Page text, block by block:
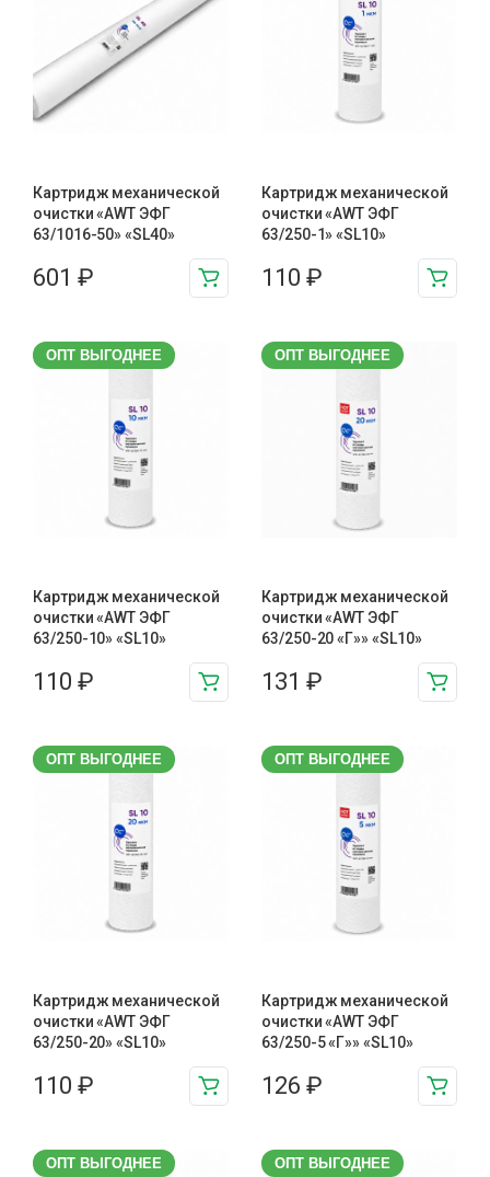
Картридж механической
очистки «AWT ЭФГ
63/1016-50» «SL40»
601 ₽
Картридж механической
очистки «AWT ЭФГ
63/250-1» «SL10»
110 ₽
ОПТ ВЫГОДНЕЕ
Картридж механической
очистки «AWT ЭФГ
63/250-10» «SL10»
110 ₽
ОПТ ВЫГОДНЕЕ
Картридж механической
очистки «AWT ЭФГ
63/250-20 «Г»» «SL10»
131 ₽
ОПТ ВЫГОДНЕЕ
Картридж механической
очистки «AWT ЭФГ
63/250-20» «SL10»
110 ₽
ОПТ ВЫГОДНЕЕ
Картридж механической
очистки «AWT ЭФГ
63/250-5 «Г»» «SL10»
126 ₽
ОПТ ВЫГОДНЕЕ ОПТ ВЫГОДНЕЕ